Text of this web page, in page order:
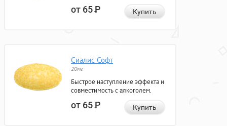
от 65Р Купить
Сиалис Софт
20мг
Быстрое наступление эффекта и
совместимость с алкоголем.
от 65Р Купить